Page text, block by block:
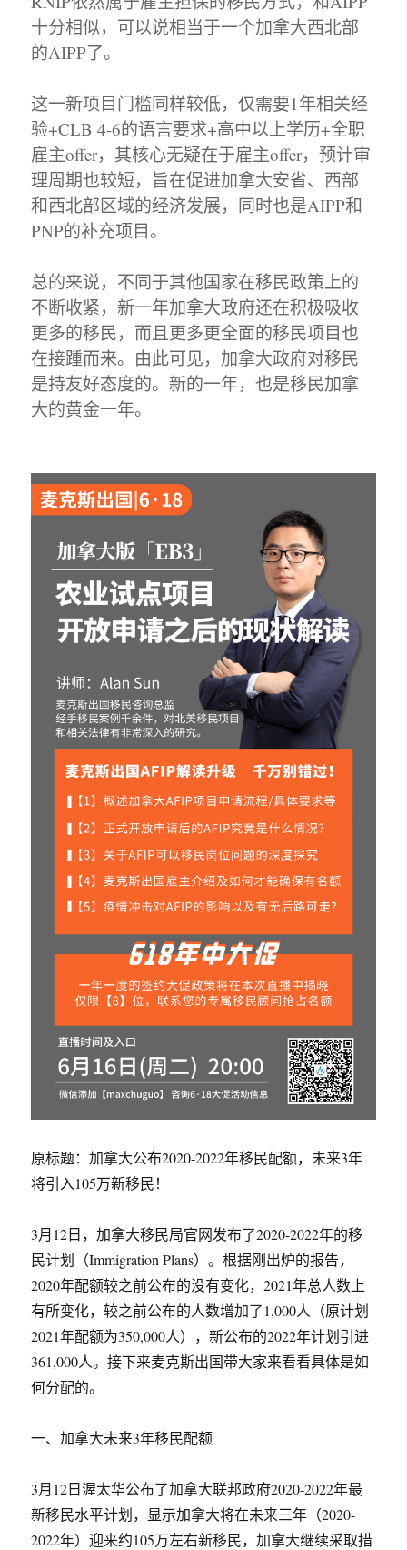
十分相似，可以说相当于一个加拿大西北部
的AIPP了。
这一新项目门槛同样较低，仅需要1年相关经
验+CLB 4-6的语言要求+高中以上学历+全职
雇主offer，其核心无疑在于雇主offer，预计审
理周期也较短，旨在促进加拿大安省、西部
和西北部区域的经济发展，同时也是AIPP和
PNP的补充项目。
总的来说，不同于其他国家在移民政策上的
不断收紧，新一年加拿大政府还在积极吸收
更多的移民，而且更多更全面的移民项目也
在接踵而来。由此可见，加拿大政府对移民
是持友好态度的。新的一年，也是移民加拿
大的黄金一年。
原标题：加拿大公布2020-2022年移民配额，未来3年
将引入105万新移民！
3月12日，加拿大移民局官网发布了2020-2022年的移
民计划（Immigration Plans）。根据刚出炉的报告，
2020年配额较之前公布的没有变化，2021年总人数上
有所变化，较之前公布的人数增加了1,000人（原计划
2021年配额为350,000人），新公布的2022年计划引进
361,000人。接下来麦克斯出国带大家来看看具体是如
何分配的。
一、加拿大未来3年移民配额
3月12日渥太华公布了加拿大联邦政府2020-2022年最
新移民水平计划，显示加拿大将在未来三年（2020-
2022年）迎来约105万左右新移民，加拿大继续采取措